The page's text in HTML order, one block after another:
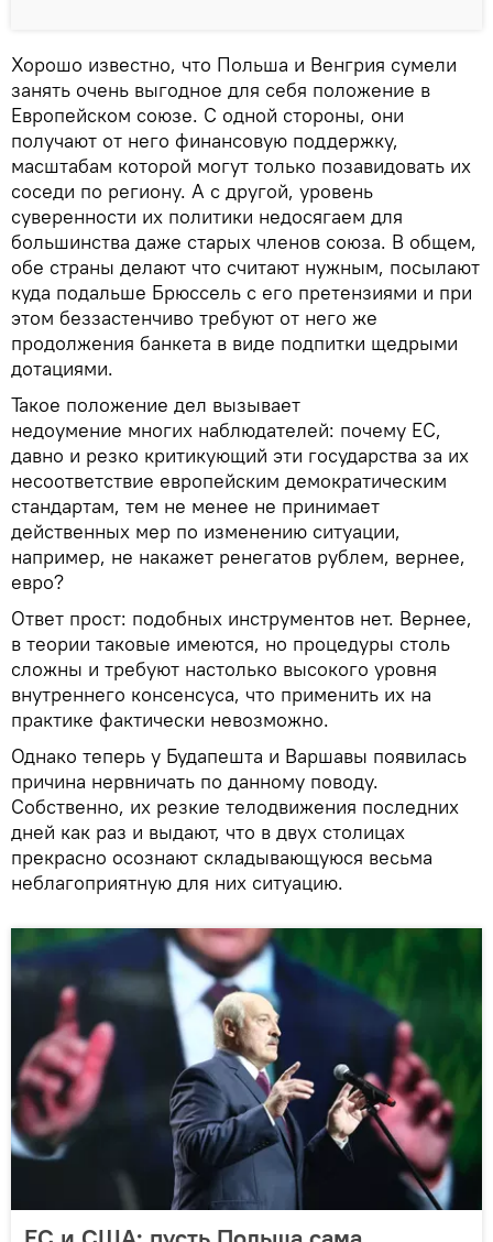
Хорошо известно, что Польша и Венгрия сумели
занять очень выгодное для себя положение в
Европейском союзе. С одной стороны, они
получают от него финансовую поддержку,
масштабам которой могут только позавидовать их
соседи по региону. А с другой, уровень
суверенности их политики недосягаем для
большинства даже старых членов союза. В общем,
обе страны делают что считают нужным, посылают
куда подальше Брюссель с его претензиями и при
этом беззастенчиво требуют от него же
продолжения банкета в виде подпитки щедрыми
дотациями.
Такое положение дел вызывает
недоумение многих наблюдателей: почему ЕС,
давно и резко критикующий эти государства за их
несоответствие европейским демократическим
стандартам, тем не менее не принимает
действенных мер по изменению ситуации,
например, не накажет ренегатов рублем, вернее,
евро?
Ответ прост: подобных инструментов нет. Вернее,
в теории таковые имеются, но процедуры столь
сложны и требуют настолько высокого уровня
внутреннего консенсуса, что применить их на
практике фактически невозможно.
Однако теперь у Будапешта и Варшавы появилась
причина нервничать по данному поводу.
Собственно, их резкие телодвижения последних
дней как раз и выдают, что в двух столицах
прекрасно осознают складывающуюся весьма
неблагоприятную для них ситуацию.